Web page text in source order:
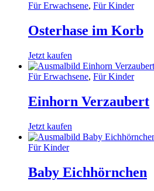
Für Erwachsene, Für Kinder
Osterhase im Korb
Jetzt kaufen
Für Erwachsene, Für Kinder
Einhorn Verzaubert
Jetzt kaufen
Für Kinder
Baby Eichhörnchen